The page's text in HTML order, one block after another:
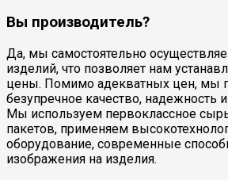
Вы производитель?
Да, мы самостоятельно
изделий, что позволяет нам
цены. Помимо адекватных цен, мы
безупречное качество, надежность
Мы используем первоклассное
пакетов, применяем
оборудование, современные
изображения на изделия.